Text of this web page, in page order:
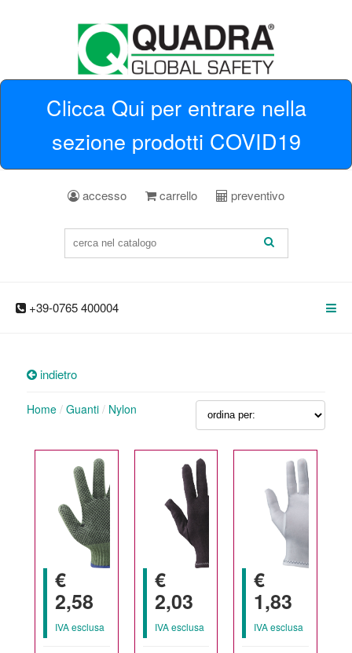
Clicca Qui per entrare nella
sezione prodotti COVID19
accesso carrello preventivo
+39-0765 400004
indietro
Home/ Guanti/ Nylon
€
2,58
IVA esclusa
€
2,03
IVA esclusa
€
1,83
IVA esclusa